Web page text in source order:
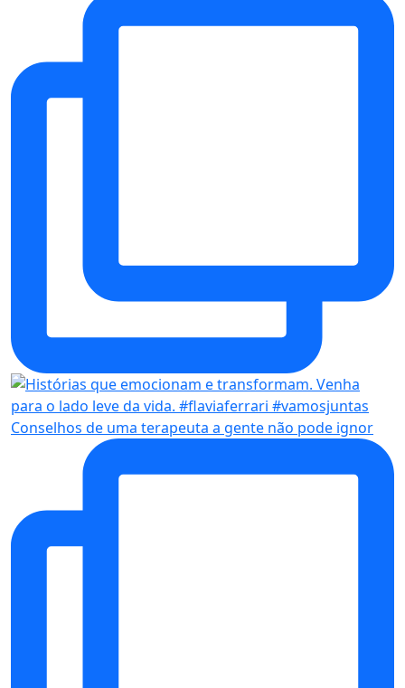
Conselhos de uma terapeuta a gente não pode ignor